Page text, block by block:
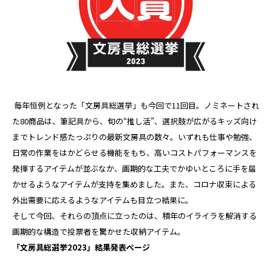
毎年恒例となった「文房具総選挙」も今回で11回目。ノミネートされ
た80商品は、筆記具から、旬の“推し活”、選択肢が広がるキッズ向け
までトレンド感たっぷりの最新文房具の数々。いずれも仕事や勉強、
日常の作業をはかどらせる機能をもち、高いコストパフォーマンスを
発揮するアイテムが並ぶなか、画期的な工夫でかゆいところに手を届
かせるようなアイテムが支持を集めました。また、コロナ収束による
外出需要に応えるようなアイテムも目立つ結果に。
そして今回、それらの頂点に立ったのは、積年のイライラを解消する
画期的な構造で投票者を驚かせた収納アイテム。
「文房具総選挙2023」結果発表ページ